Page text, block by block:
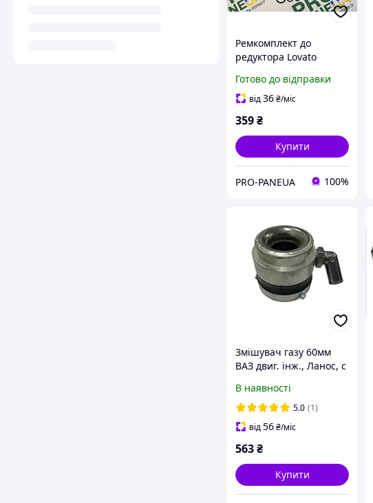
Ремкомплект до
редуктора Lovato
621509K
Готово до відправки
від36₴/міс
359₴
Купити
PRO-PANEUA 100%
Змішувач газу 60мм
ВАЗ двиг. інж., Ланос, c
металевий, ГБО 2, 3
покоління
В наявності
5.0 (1)
від56₴/міс
563₴
Купити